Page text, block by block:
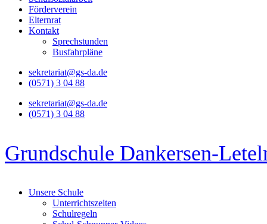
Förderverein
Elternrat
Kontakt
Sprechstunden
Busfahrpläne
sekretariat@gs-da.de
(0571) 3 04 88
sekretariat@gs-da.de
(0571) 3 04 88
Grundschule Dankersen-
Unsere Schule
Unterrichtszeiten
Schulregeln